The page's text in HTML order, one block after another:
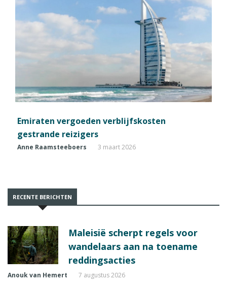
Emiraten vergoeden verblijfskosten
gestrande reizigers
Anne Raamsteeboers 3 maart 2026
RECENTE BERICHTEN
Maleisië scherpt regels voor
wandelaars aan na toename
reddingsacties
Anouk van Hemert 7 augustus 2026